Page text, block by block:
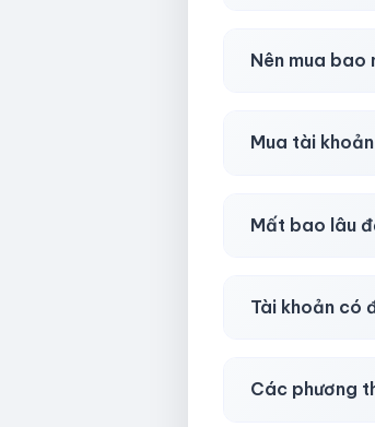
Nên mua bao
Mua tài
Mất bao lâu
Tài khoản có
Các phương